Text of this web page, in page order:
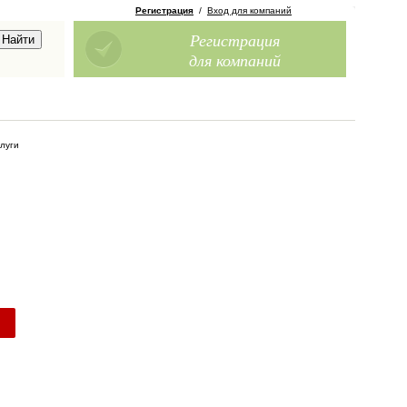
Регистрация / Вход для компаний
Регистрация
для компаний